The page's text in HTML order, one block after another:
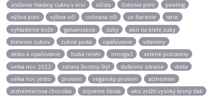
zníženie hladiny cukru v krvi
očista čistenie pleti
peeling
výživa pleti
výživa očí ochrana očí uv žiarenie
strie
vyhladenie kože
galvanizácia zuby
ako na biele zuby
bielenie zubov
zubná pasta opaľovanie
vitamíny
slnko a opaľovanie
huba reishi omega3
zelené potraviny
velka noc 2022
zdravý životný štýl duševne zdravie
dieta
velka noc jedlo
protein vegansky protein
alzheimer
alzheimerova choroba
zvysenie libida
ako znížiť vysoký krvný tlak